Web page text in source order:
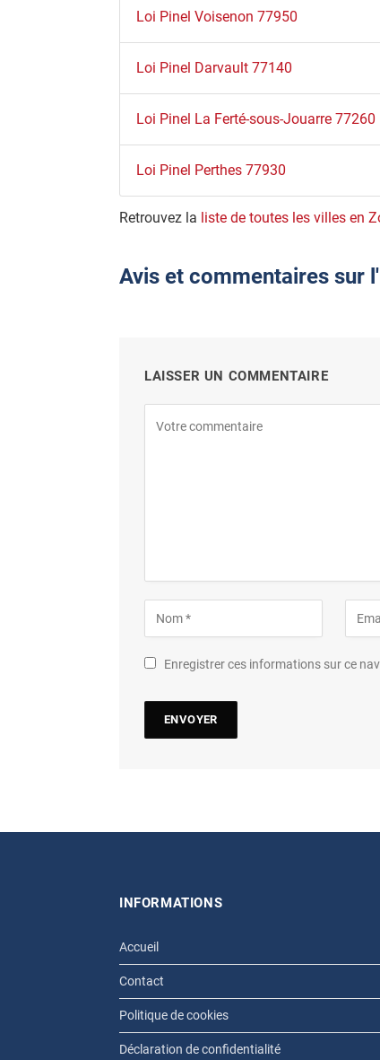
Loi Pinel Voisenon 77950
Loi Pinel Darvault 77140
Loi Pinel La Ferté-sous-Jouarre 77260
Loi Pinel Perthes 77930
Retrouvez la liste de toutes les villes en
Avis et commentaires sur
LAISSER UN COMMENTAIRE
Enregistrer ces informations sur ce
INFORMATIONS
Accueil
Contact
Politique de cookies
Déclaration de confidentialité